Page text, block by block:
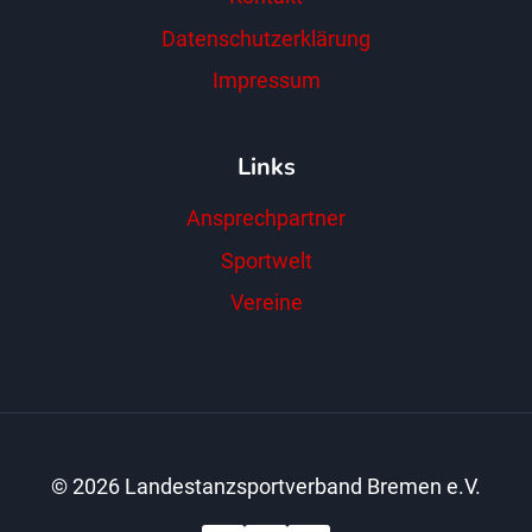
Datenschutzerklärung
Impressum
Links
Ansprechpartner
Sportwelt
Vereine
© 2026 Landestanzsportverband Bremen e.V.